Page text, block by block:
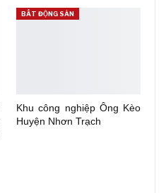
BẤT ĐỘNG SẢN
Khu công nghiệp Ông Kèo
Huyện Nhơn Trạch